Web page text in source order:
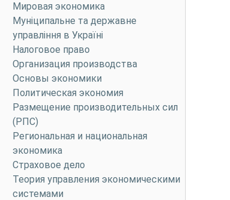
Мировая экономика
Муніципальне та державне
управління в Україні
Налоговое право
Организация производства
Основы экономики
Политическая экономия
Размещение производительных сил
(РПС)
Региональная и национальная
экономика
Страховое дело
Теория управления экономическими
системами